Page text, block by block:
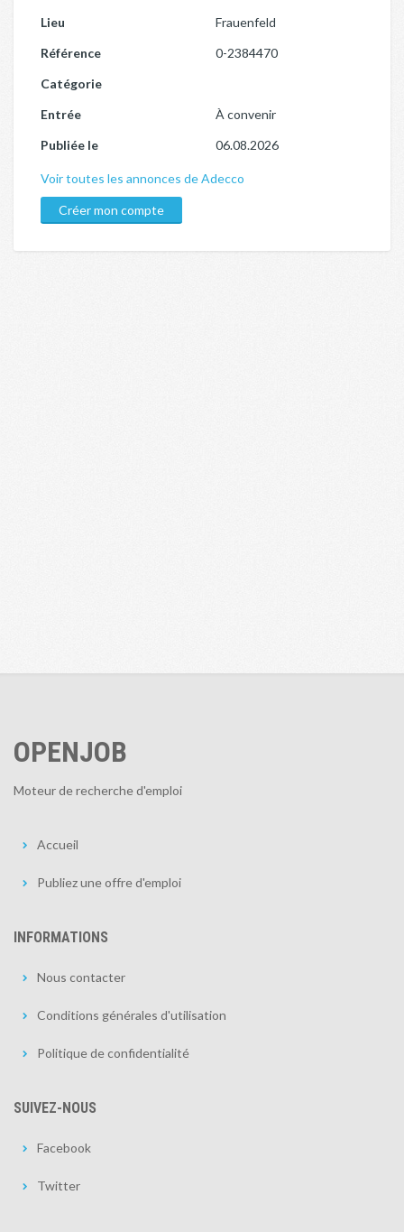
Lieu
Frauenfeld
Référence
0-2384470
Catégorie
Entrée
À convenir
Publiée le
06.08.2026
Voir toutes les annonces de Adecco
Créer mon compte
OPENJOB
Moteur de recherche d'emploi
Accueil
Publiez une offre d'emploi
INFORMATIONS
Nous contacter
Conditions générales d'utilisation
Politique de confidentialité
SUIVEZ-NOUS
Facebook
Twitter